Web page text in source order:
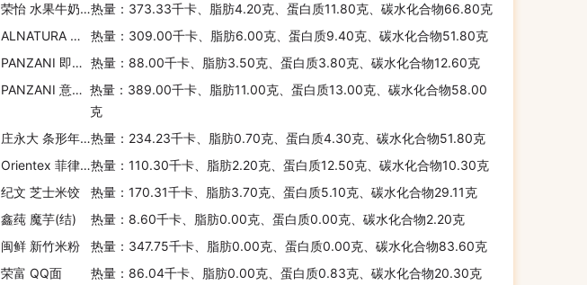
荣怡 水果牛奶燕麦(红枣味)热量：373.33千卡、脂肪4.20克、蛋白质11.80克、碳水化合物66.80克
ALNATURA 有机意式小饺子(奶酪馅)
热量：309.00千卡、脂肪6.00克、蛋白质9.40克、碳水化合物51.80克
PANZANI 即食奶油猪肉培根意式饺 热量：88.00千卡、脂肪3.50克、蛋白质3.80克、碳水化合物12.60克
PANZANI 意式小饺子(四种奶酪馅) 热量：389.00千卡、脂肪11.00克、蛋白质13.00克、碳水化合物58.00
克
庄永大 条形年糕热量：234.23千卡、脂肪0.70克、蛋白质4.30克、碳水化合物51.80克
Orientex 菲律宾春卷(鸡肉鲜虾)热量：110.30千卡、脂肪2.20克、蛋白质12.50克、碳水化合物10.30克
纪文 芝士米饺
热量：170.31千卡、脂肪3.70克、蛋白质5.10克、碳水化合物29.11克
鑫莼 魔芋(结)
热量：8.60千卡、脂肪0.00克、蛋白质0.00克、碳水化合物2.20克
闽鲜 新竹米粉
热量：347.75千卡、脂肪0.00克、蛋白质0.00克、碳水化合物83.60克
荣富 QQ面 热量：86.04千卡、脂肪0.00克、蛋白质0.83克、碳水化合物20.30克